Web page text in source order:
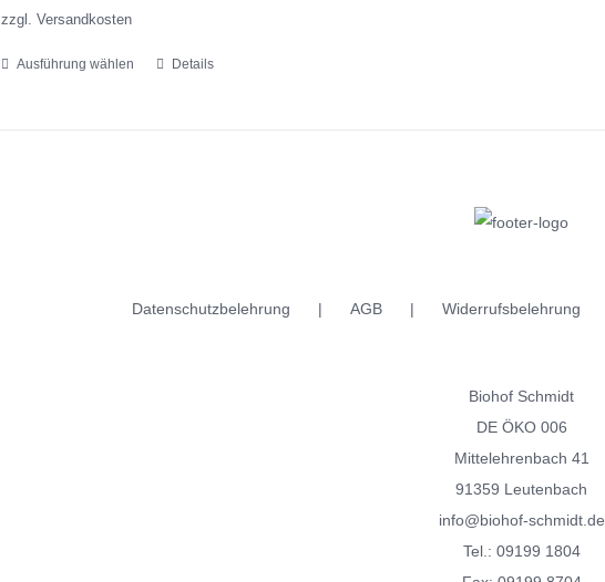
zzgl. Versandkosten
Ausführung wählen
Dieses
können
Details
Datenschutzbelehrung AGB Widerrufsbelehrung
Biohof Schmidt
DE ÖKO 006
Mittelehrenbach 41
91359 Leutenbach
info@biohof-schmidt.de
Tel.: 09199 1804